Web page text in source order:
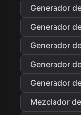
Generador
Generador
Generador
Generador
Generador
Mezclador